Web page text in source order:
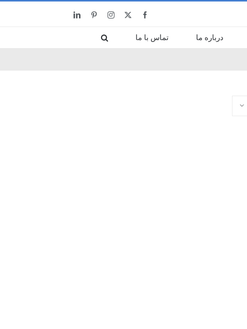
Facebook
X
Instagram
Pinterest
LinkedIn
درباره ما تماس با ما